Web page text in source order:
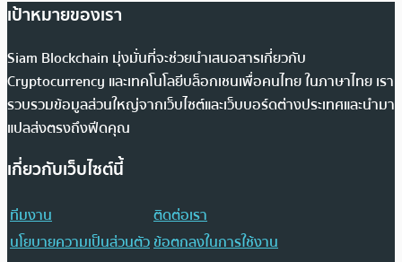
เป้าหมายของเรา
Siam Blockchain มุ่งมั่นที่จะช่วยนำเสนอสารเกี่ยวกับ
Cryptocurrency และเทคโนโลยีบล็อกเชนเพื่อคนไทย ในภาษาไทย เรา
รวบรวมข้อมูลส่วนใหญ่จากเว็บไซต์และเว็บบอร์ดต่างประเทศและนำมา
แปลส่งตรงถึงฟีดคุณ
เกี่ยวกับเว็บไซต์นี้
ทีมงาน
ติดต่อเรา
นโยบายความเป็นส่วนตัวข้อตกลงในการใช้งาน